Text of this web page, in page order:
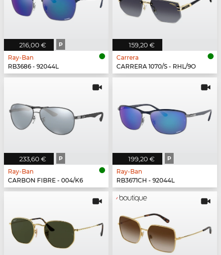
216,00 € P
Ray-Ban
RB3686 - 92044L
159,20 €
Carrera
CARRERA 1070/S - RHL/9O
233,60 € P
Ray-Ban
CARBON FIBRE - 004/K6
199,20 € P
Ray-Ban
RB3671CH - 92044L